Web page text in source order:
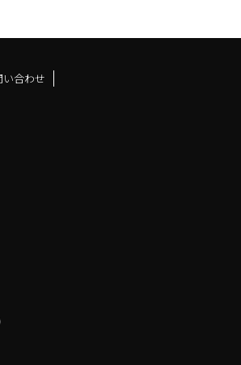
い合わせ
スfacebook